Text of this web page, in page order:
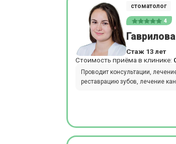
стоматолог
4
Стаж 13 лет
Стоимость приёма в клинике:
Проводит консультации,
реставрацию зубов, лечение